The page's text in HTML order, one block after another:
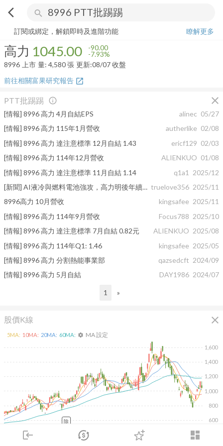
arrow_back_ios search
login dashboard
市場 登入
高力 1045.00 -7.93%
訂閱或綁定，解鎖即時及進階功能
瞭解更多
高力 1045.00 -90.00
-7.93%
8996 上市 量: 4,580張 更新:08/07 收盤
前往相關富果研究報告 open_in_new
PTT批踢踢 close
info_outline
[情報] 8996 高力 4月自結EPS alinec 05/27
[情報] 8996 高力 115年1月營收
autherlike 02/08
[情報] 8996 高力 達注意標準 12月自結 1.43
ericf129 02/03
[情報] 8996 高力 114年12月營收
ALIENKUO 01/08
[情報] 8996 高力 達注意標準 11月自結 1.14
q1a1
2025/12
[新聞] AI液冷與燃料電池強攻，高力明後年續看增 truelove356 2025/11
8996高力 10月營收
kingsafee 2025/11
[情報] 8996 高力 114年9月營收
Focus788 2025/10
[情報] 8996 高力 達注意標準 7月自結 0.82元
ALIENKUO 2025/08
[情報] 8996 高力 114年Q1: 1.46
kingsafee 2025/05
[情報] 8996 高力 分割熱能事業部
qazsedcft 2024/09
[情報] 8996 高力 5月自結
DAY1986 2024/07
1 »
股價K線 close
2026/02/10 2026/04/10 2026/05/28 2026/07/16
600
800
1,000
1,200
1,400
1,600
5MA: 10MA: 20MA: 60MA: settings MA 設定
除